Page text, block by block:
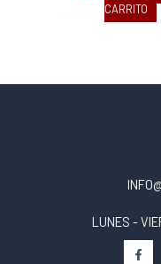
CARRITO
LUNES -